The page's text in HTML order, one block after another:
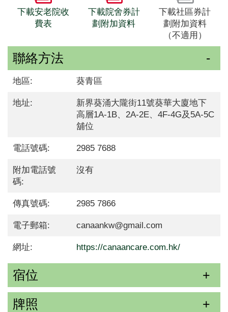
下載安老院收
費表
下載院舍券計
劃附加資料
下載社區券計
劃附加資料
（不適用）
聯絡方法
地區: 葵青區
地址:
新界葵涌大隴街11號葵華大廈地下
高層1A-1B、2A-2E、4F-4G及5A-5C
舖位
電話號碼: 2985 7688
附加電話號
碼:
沒有
傳真號碼: 2985 7866
電子郵箱: canaankw@gmail.com
網址: https://canaancare.com.hk/
宿位
牌照